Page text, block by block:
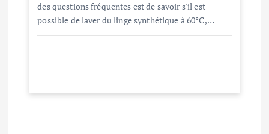
des questions fréquentes est de savoir s'il est
possible de laver du linge synthétique à 60°C,…